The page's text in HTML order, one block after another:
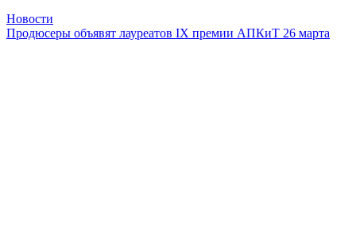
Новости
Продюсеры объявят лауреатов IX премии АПКиТ 26 марта